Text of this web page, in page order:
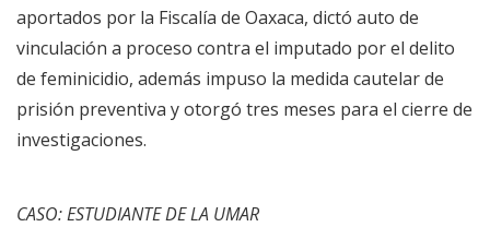
aportados por la Fiscalía de Oaxaca, dictó auto de
vinculación a proceso contra el imputado por el delito
de feminicidio, además impuso la medida cautelar de
prisión preventiva y otorgó tres meses para el cierre de
investigaciones.
CASO: ESTUDIANTE DE LA UMAR